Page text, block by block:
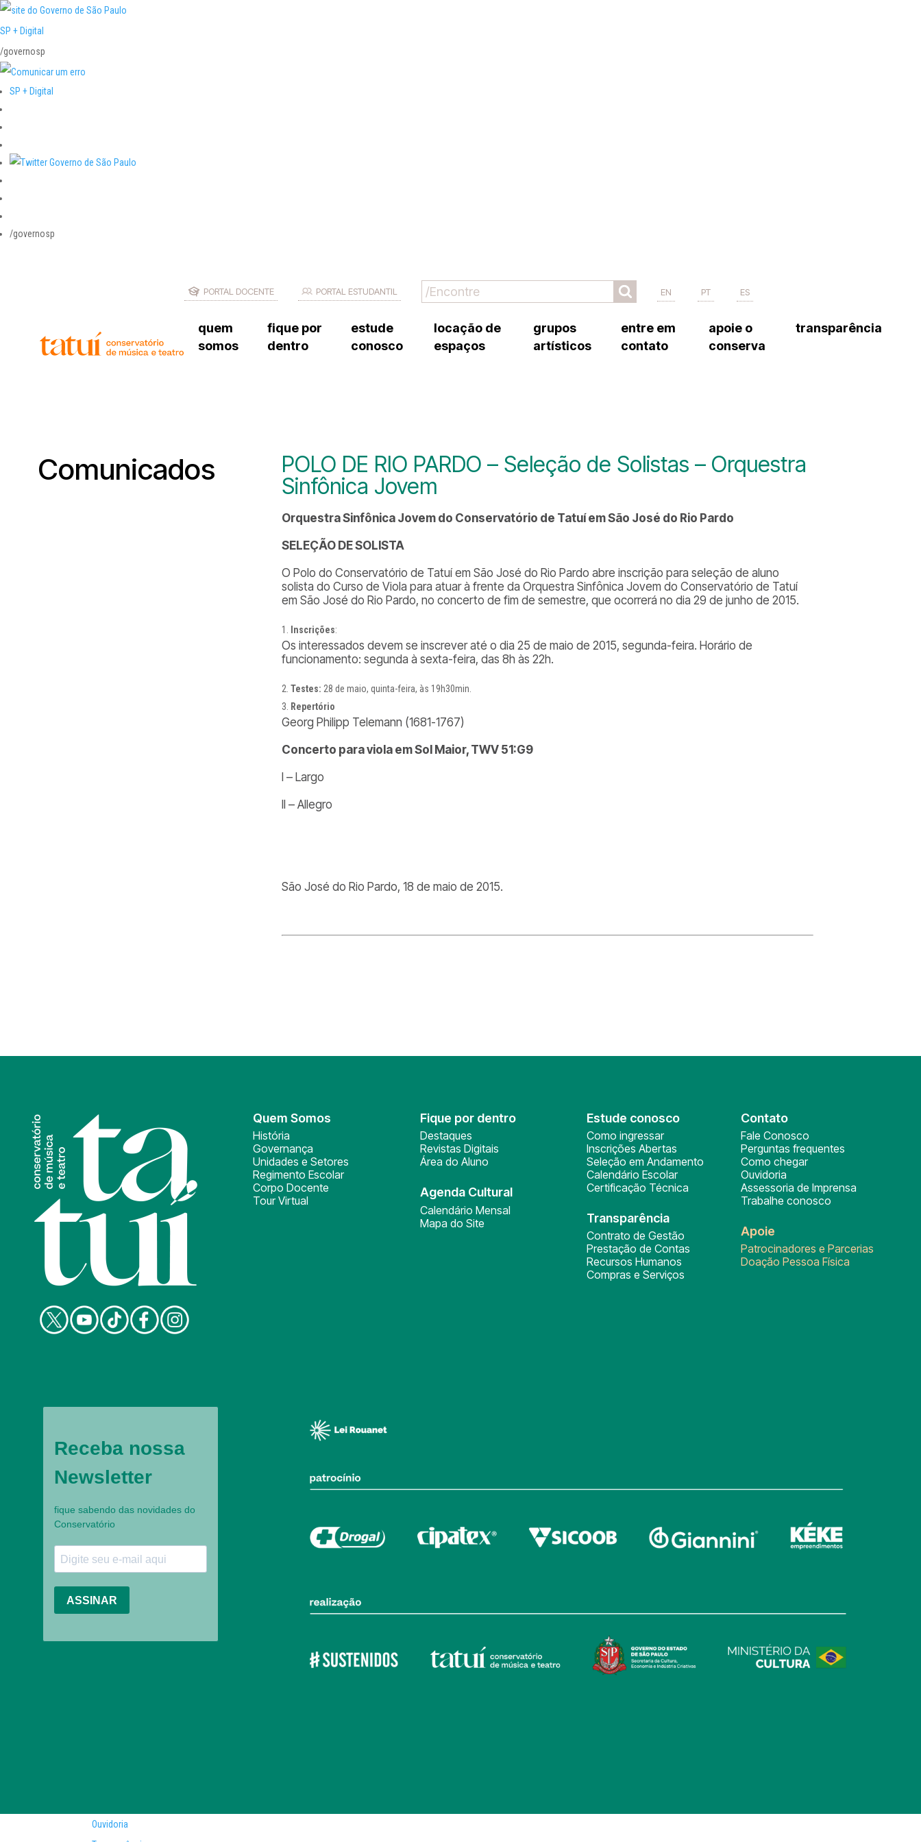
SP + Digital
/governosp
SP + Digital
/governosp
PORTAL DOCENTE PORTAL ESTUDANTIL EN PT ES
quem
somos
fique por
dentro
estude
conosco
locação de
espaços
grupos
artísticos
entre em
contato
assessoria de imprensa
trabalhe conosco
apoie o
conserva
transparência
Comunicados
POLO DE RIO PARDO – Seleção de Solistas – Orquestra
Sinfônica Jovem
Orquestra Sinfônica Jovem do Conservatório de Tatuí em São José do Rio Pardo
SELEÇÃO DE SOLISTA
O Polo do Conservatório de Tatuí em São José do Rio Pardo abre inscrição para seleção de aluno
solista do Curso de Viola para atuar à frente da Orquestra Sinfônica Jovem do Conservatório de Tatuí
em São José do Rio Pardo, no concerto de fim de semestre, que ocorrerá no dia 29 de junho de 2015.
Inscrições:
Os interessados devem se inscrever até o dia 25 de maio de 2015, segunda-feira. Horário de
funcionamento: segunda à sexta-feira, das 8h às 22h.
Testes: 28 de maio, quinta-feira, às 19h30min.
Repertório
Georg Philipp Telemann (1681-1767)
Concerto para viola em Sol Maior, TWV 51:G9
I – Largo
II – Allegro
São José do Rio Pardo, 18 de maio de 2015.
Quem Somos
História
Governança
Unidades e Setores
Regimento Escolar
Corpo Docente
Tour Virtual
Fique por dentro
Destaques
Revistas Digitais
Área do Aluno
Agenda Cultural
Calendário Mensal
Mapa do Site
Estude conosco
Como ingressar
Inscrições Abertas
Seleção em Andamento
Calendário Escolar
Certificação Técnica
Transparência
Contrato de Gestão
Prestação de Contas
Recursos Humanos
Compras e Serviços
Contato
Fale Conosco
Perguntas frequentes
Como chegar
Ouvidoria
Assessoria de Imprensa
Trabalhe conosco
Apoie
Patrocinadores e Parcerias
Doação Pessoa Física
Ouvidoria